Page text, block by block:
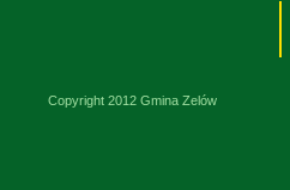
Copyright 2012 Gmina Zelów